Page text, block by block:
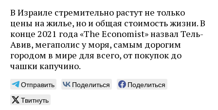
В Израиле стремительно растут не только
цены на жилье, но и общая стоимость жизни. В
конце 2021 года «The Economist» назвал Тель-
Авив, мегаполис у моря, самым дорогим
городом в мире для всего, от покупок до
чашки капучино.
Отправить Поделиться
Поделиться
Твитнуть